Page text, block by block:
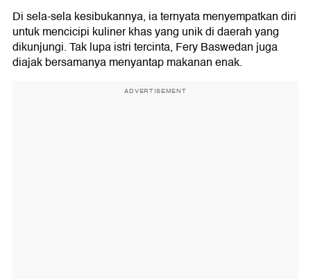
Di sela-sela kesibukannya, ia ternyata menyempatkan diri
untuk mencicipi kuliner khas yang unik di daerah yang
dikunjungi. Tak lupa istri tercinta, Fery Baswedan juga
diajak bersamanya menyantap makanan enak.
ADVERTISEMENT